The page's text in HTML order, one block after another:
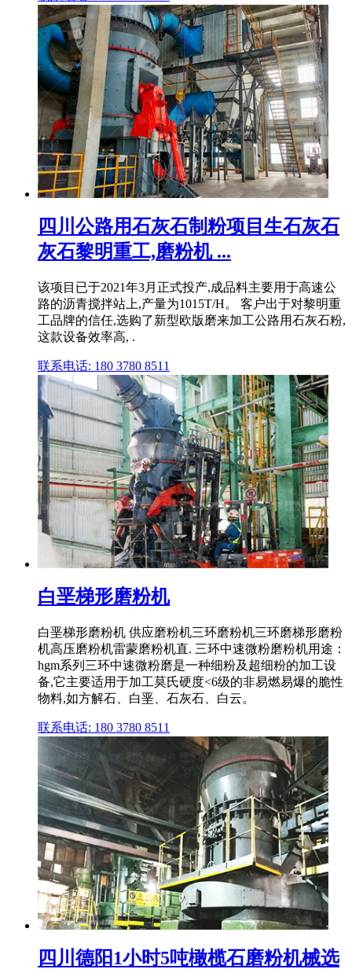
四川公路用石灰石制粉项目生石灰石
灰石黎明重工,磨粉机 ...
该项目已于2021年3月正式投产,成品料主要用于高速公
路的沥青搅拌站上,产量为1015T/H。 客户出于对黎明重
工品牌的信任,选购了新型欧版磨来加工公路用石灰石粉,
这款设备效率高, .
联系电话: 180 3780 8511
白垩梯形磨粉机
白垩梯形磨粉机 供应磨粉机三环磨粉机三环磨梯形磨粉
机高压磨粉机雷蒙磨粉机直. 三环中速微粉磨粉机用途：
hgm系列三环中速微粉磨是一种细粉及超细粉的加工设
备,它主要适用于加工莫氏硬度<6级的非易燃易爆的脆性
物料,如方解石、白垩、石灰石、白云。
联系电话: 180 3780 8511
四川德阳1小时5吨橄榄石磨粉机械选